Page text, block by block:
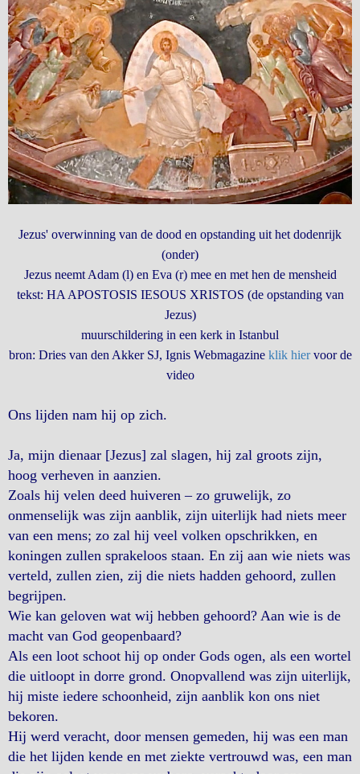
Jezus' overwinning van de dood en opstanding uit het dodenrijk
(onder)
Jezus neemt Adam (l) en Eva (r) mee en met hen de mensheid
tekst: HA APOSTOSIS IESOUS XRISTOS (de opstanding van
Jezus)
muurschildering in een kerk in Istanbul
bron: Dries van den Akker SJ, Ignis Webmagazine klik hiervoor de
video
Ons lijden nam hij op zich.
Ja, mijn dienaar [Jezus] zal slagen, hij zal groots zijn,
hoog verheven in aanzien.
Zoals hij velen deed huiveren – zo gruwelijk, zo
onmenselijk was zijn aanblik, zijn uiterlijk had niets meer
van een mens; zo zal hij veel volken opschrikken, en
koningen zullen sprakeloos staan. En zij aan wie niets was
verteld, zullen zien, zij die niets hadden gehoord, zullen
begrijpen.
Wie kan geloven wat wij hebben gehoord? Aan wie is de
macht van God geopenbaard?
Als een loot schoot hij op onder Gods ogen, als een wortel
die uitloopt in dorre grond. Onopvallend was zijn uiterlijk,
hij miste iedere schoonheid, zijn aanblik kon ons niet
bekoren.
Hij werd veracht, door mensen gemeden, hij was een man
die het lijden kende en met ziekte vertrouwd was, een man